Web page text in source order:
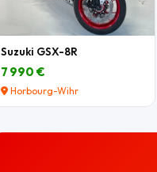
Suzuki GSX-8R
7 990 €
Horbourg-Wihr